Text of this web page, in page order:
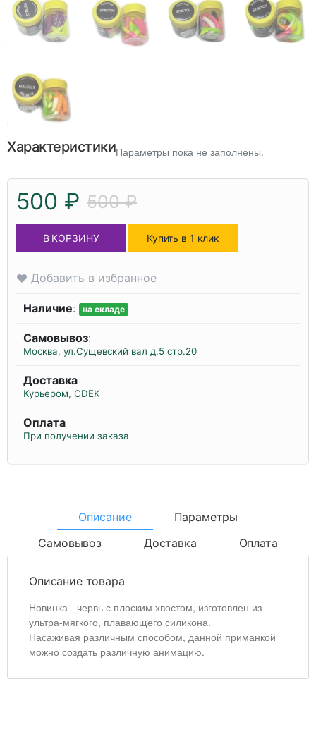
ХарактеристикиПараметры пока не заполнены.
500 ₽ 500 ₽
В КОРЗИНУ Купить в 1 клик
Добавить в избранное
Наличие: на складе
Самовывоз:
Москва, ул.Сущевский вал д.5 стр.20
Доставка
Курьером, CDEK
Оплата
При получении заказа
Описание
Параметры
Самовывоз
Доставка Оплата
Описание товара
Новинка - червь с плоским хвостом, изготовлен из
ультра-мягкого, плавающего силикона.
Насаживая различным способом, данной приманкой
можно создать различную анимацию.